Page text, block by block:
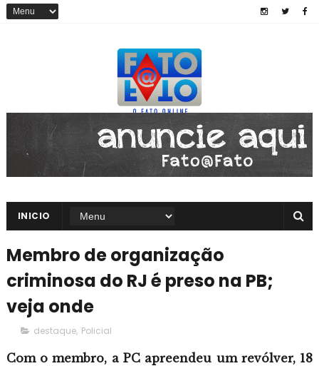
INICIO
Membro de organização
criminosa do RJ é preso na PB;
veja onde
destaque, Policial
Com o membro, a PC apreendeu um revólver, 18